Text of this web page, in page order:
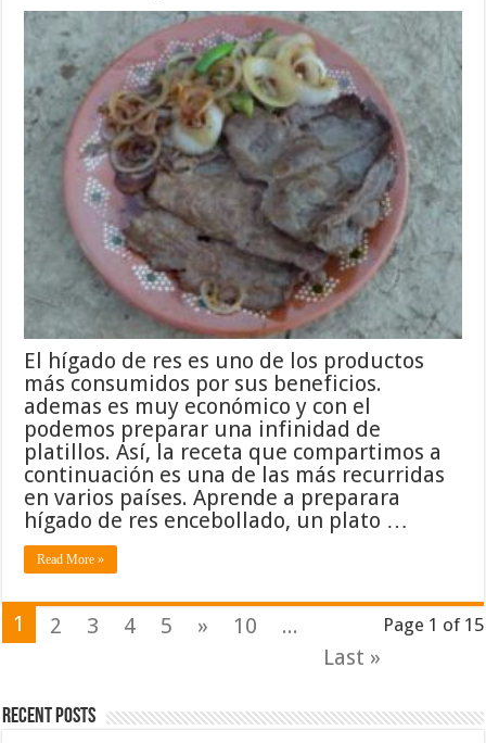
El hígado de res es uno de los productos
más consumidos por sus beneficios.
ademas es muy económico y con el
podemos preparar una infinidad de
platillos. Así, la receta que compartimos a
continuación es una de las más recurridas
en varios países. Aprende a preparara
hígado de res encebollado, un plato …
Read More »
Page 1 of 15
1 2 3 4 5 » 10
...
Last »
Recent Posts